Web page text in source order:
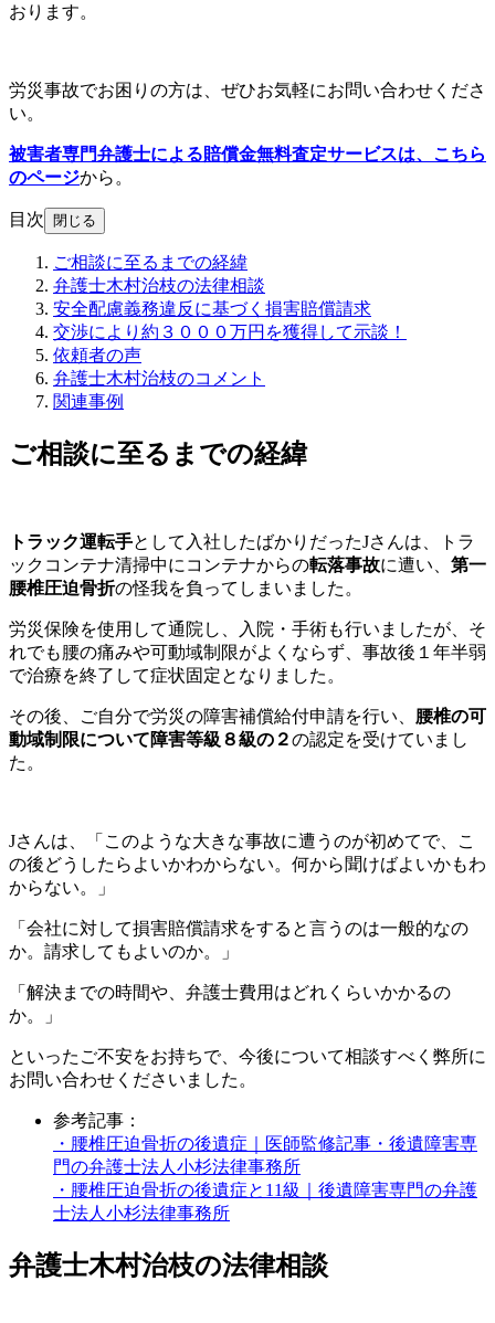
おります。
労災事故でお困りの方は、ぜひお気軽にお問い合わせくださ
い。
被害者専門弁護士による賠償金無料査定サービスは、 こちら
のページから。
目次 閉じる
ご相談に至るまでの経緯
弁護士木村治枝の法律相談
安全配慮義務違反に基づく損害賠償請求
交渉により約３０００万円を獲得して示談！
依頼者の声
弁護士木村治枝のコメント
関連事例
ご相談に至るまでの経緯
トラック運転手として入社したばかりだったJさんは、トラ
ックコンテナ清掃中にコンテナからの転落事故に遭い、 第一
腰椎圧迫骨折の怪我を負ってしまいました。
労災保険を使用して通院し、入院・手術も行いましたが、そ
れでも腰の痛みや可動域制限がよくならず、事故後１年半弱
で治療を終了して症状固定となりました。
その後、ご自分で労災の障害補償給付申請を行い、 腰椎の可
動域制限について障害等級８級の２の認定を受けていまし
た。
Jさんは、「このような大きな事故に遭うのが初めてで、こ
の後どうしたらよいかわからない。何から聞けばよいかもわ
からない。」
「会社に対して損害賠償請求をすると言うのは一般的なの
か。請求してもよいのか。」
「解決までの時間や、弁護士費用はどれくらいかかるの
か。」
といったご不安をお持ちで、今後について相談すべく弊所に
お問い合わせくださいました。
参考記事：
・腰椎圧迫骨折の後遺症｜医師監修記事・後遺障害専
門の弁護士法人小杉法律事務所
・腰椎圧迫骨折の後遺症と11級｜後遺障害専門の弁護
士法人小杉法律事務所
弁護士木村治枝の法律相談